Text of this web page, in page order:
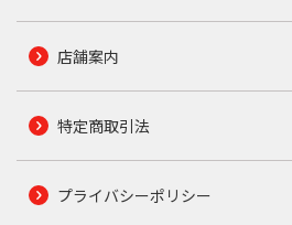
店舗案内
特定商取引法
プライバシーポリシー